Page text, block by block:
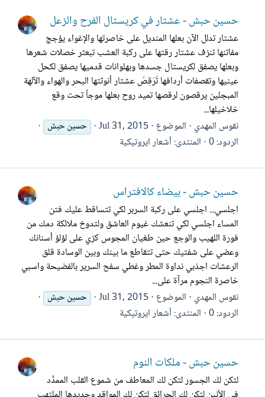
حسين حبش - عشتار في كريستال الفرح والزعل
عشتار تدلل الآن بعلها المنديل على خاصرتها والإغواء يؤجج
مفاتنها تنزف عشتار رقتها على ركبة العشب تبعثر خصلات شعرها
وبعلها يصفق لكريستال جسدها وبهلوانات قدميها يصفق لكحل
عينيها وتقصفات أردافها تُرَقِصُ عشتار أنوثتها البحر والهواء والآلهة
المبجلين يرقصون لرقصها تميد روح بعلها موجاً تحت وقع
خلاخيلها...
نقوس المهدي الموضوع Jul 31, 2015 حسينحبش
الردود: 0 المنتدى: أشعار ايروتيكية
حسين حبش - بيضاء كالافتراس
اجلسي... اجلسي على ركبة السربر لكي تتساقط عليك فتن
المساء اجلسي لكي تنعشك غيوم العاشق ولتدوخ ملائكة دمك من
فورة اللهيب والوجع حين طغيان المجوس كزي على لؤلؤ أسنانك
وعضي على شفتيك حتى تتقاطع ما بينك وبين الوسادة قلق
الرعشات اجذبي نداوة المطر وغطي سفح السرير بالفضيحة واسبي
خاصرة النجوم مرآة على...
نقوس المهدي الموضوع Jul 31, 2015 حسينحبش
الردود: 0 المنتدى: أشعار ايروتيكية
حسين حبش - ملكات النوم
لتكن لك الجسور لتكن لك المعاطف من شموع القلب الممدَّد